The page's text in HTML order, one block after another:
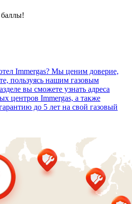
Immergas? Мы ценим доверие,
пользуясь нашим газовым
вы сможете узнать адреса
центров Immergas, а также
до 5 лет на свой газовый